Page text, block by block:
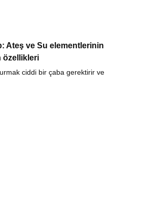
Ateş ve Su elementlerinin
özellikleri
ciddi bir çaba gerektirir ve